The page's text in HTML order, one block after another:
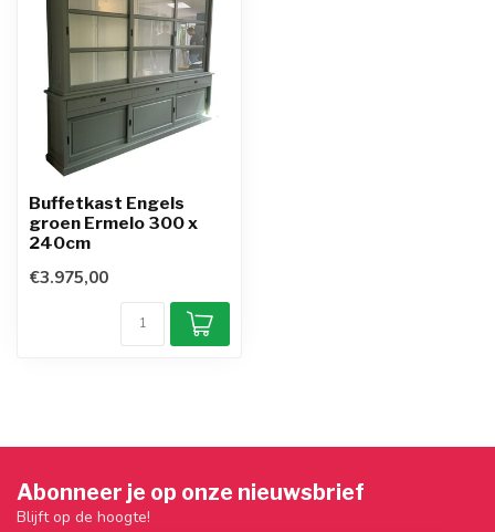
Buffetkast Engels
groen Ermelo 300 x
240cm
€3.975,00
Abonneer je op onze nieuwsbrief
Blijft op de hoogte!